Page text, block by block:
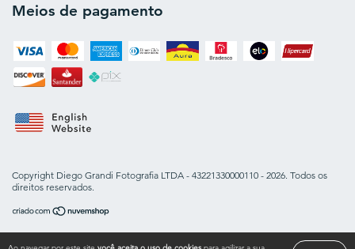
Meios de pagamento
Copyright Diego Grandi Fotografia LTDA - 43221330000110 - 2026. Todos os
direitos reservados.